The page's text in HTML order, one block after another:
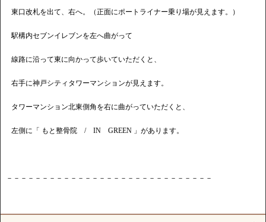
東口改札を出て、右へ。（正面にポートライナー乗り場が見えます。）
駅構内セブンイレブンを左へ曲がって
線路に沿って東に向かって歩いていただくと、
右手に神戸シティタワーマンションが見えます。
タワーマンション北東側角を右に曲がっていただくと、
左側に「 もと整骨院 / IN GREEN 」があります。
－－－－－－－－－－－－－－－－－－－－－－－－－－－－－